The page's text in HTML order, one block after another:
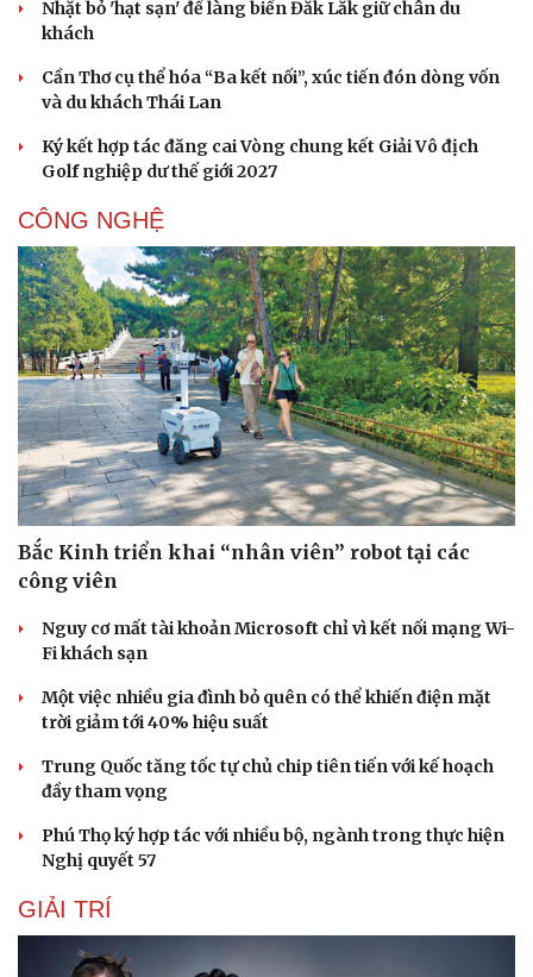
Nhặt bỏ 'hạt sạn' để làng biển Đắk Lắk giữ chân du
khách
Cần Thơ cụ thể hóa “Ba kết nối”, xúc tiến đón dòng vốn
và du khách Thái Lan
Ký kết hợp tác đăng cai Vòng chung kết Giải Vô địch
Golf nghiệp dư thế giới 2027
CÔNG NGHỆ
Bắc Kinh triển khai “nhân viên” robot tại các
công viên
Nguy cơ mất tài khoản Microsoft chỉ vì kết nối mạng Wi-
Fi khách sạn
Một việc nhiều gia đình bỏ quên có thể khiến điện mặt
trời giảm tới 40% hiệu suất
Trung Quốc tăng tốc tự chủ chip tiên tiến với kế hoạch
đầy tham vọng
Phú Thọ ký hợp tác với nhiều bộ, ngành trong thực hiện
Nghị quyết 57
GIẢI TRÍ